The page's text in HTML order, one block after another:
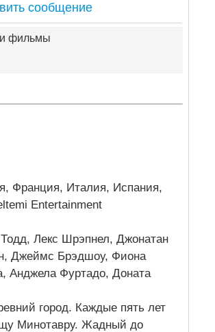
сообщение
фильмы
Франция, Италия, Испания,
Entertainment
Лекс Шрэпнел, Джонатан
Джеймс Брэдшоу, Фиона
Анджела Фуртадо, Доната
город. Каждые пять лет
Минотавру. Жадный до